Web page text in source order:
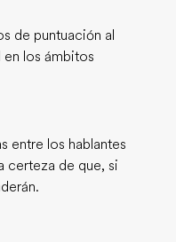
de puntuación al
en los ámbitos
entre los hablantes
certeza de que, si